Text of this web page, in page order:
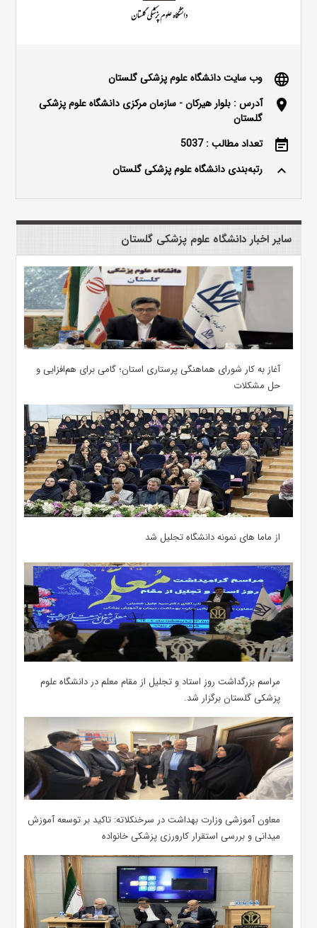
language وب سایت دانشگاه علوم پزشکی گلستان
location_on
آدرس : بلوار هیرکان - سازمان مرکزی دانشگاه علوم پزشکی
گلستان
event_note تعداد مطالب : 5037
keyboard_arrow_up رتبه‌بندی دانشگاه علوم پزشکی گلستان
سایر اخبار دانشگاه علوم پزشکی گلستان
آغاز به کار شورای هماهنگی پرستاری استان؛ گامی برای هم‌افزایی و
حل مشکلات
از ماما های نمونه دانشگاه تجلیل شد
مراسم بزرگداشت روز استاد و تجلیل از مقام معلم در دانشگاه علوم
پزشکی گلستان برگزار شد.‌
معاون آموزشی وزارت بهداشت در سرخنکلاته: تاکید بر توسعه آموزش
میدانی و بررسی استقرار کارورزی پزشکی ‌خانواده